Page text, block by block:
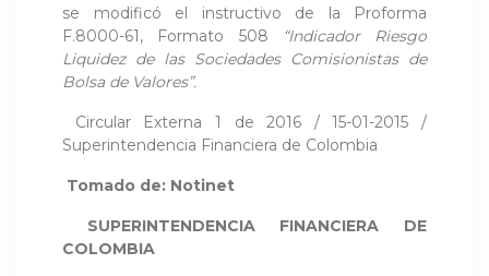
se modificó el instructivo de la Proforma
F.8000-61, Formato 508
“Indicador Riesgo
Liquidez de las Sociedades Comisionistas de
Bolsa de Valores”.
Circular Externa 1 de 2016 / 15-01-2015 /
Superintendencia Financiera de Colombia
Tomado de: Notinet
SUPERINTENDENCIA FINANCIERA DE
COLOMBIA